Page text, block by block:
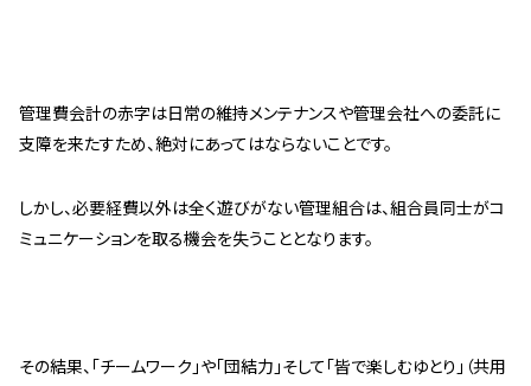
管理費会計の赤字は日常の維持メンテナンスや管理会社への委託に
支障を来たすため、絶対にあってはならないことです。
しかし、必要経費以外は全く遊びがない管理組合は、組合員同士がコ
ミュニケーションを取る機会を失うこととなります。
その結果、「チームワーク」や「団結力」そして「皆で楽しむゆとり」（共用